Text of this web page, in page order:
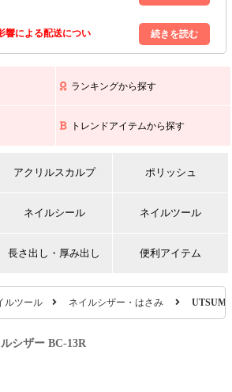
荷業務・お問い合わせ業務｣はお休みいたしま
問い合わせは8/17(月)以降の対応となりますので
響による配送につい
お届けに遅延が生じております｡
ランキングから探す
トレンドアイテムから探す
アクリルスカルプ ポリッシュ
ネイルシール ネイルツール
長さ出し・厚み出し 便利アイテム
ルツール ネイルシザー・はさみ
シザー BC-13R